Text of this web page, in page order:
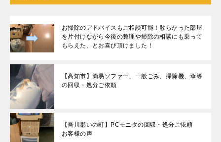
お掃除のアドバイスもご相談可能！散らかった部屋
を片付けながら今後の整理や掃除の相談にも乗って
もらえた、とお喜び頂けました！
【高知市】簡易ソファー、一般ごみ、掃除機、傘等
の回収・処分ご依頼
【吾川郡いの町】PCモニタの回収・処分ご依頼
お客様の声